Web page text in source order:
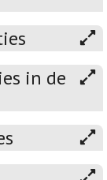
in de